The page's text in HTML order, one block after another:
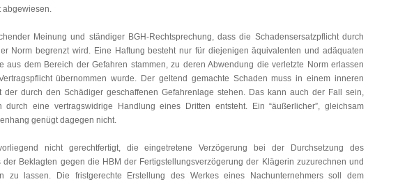
abgewiesen.
Meinung und ständiger BGH-Rechtsprechung, dass die Schadensersatzpflicht durch
Norm begrenzt wird. Eine Haftung besteht nur für diejenigen äquivalenten und adäquaten
aus dem Bereich der Gefahren stammen, zu deren Abwendung die verletzte Norm erlassen
übernommen wurde. Der geltend gemachte Schaden muss in einem inneren
der durch den Schädiger geschaffenen Gefahrenlage stehen. Das kann auch der Fall sein,
durch eine vertragswidrige Handlung eines Dritten entsteht. Ein “äußerlicher”, gleichsam
genügt dagegen nicht.
nicht gerechtfertigt, die eingetretene Verzögerung bei der Durchsetzung des
der Beklagten gegen die HBM der Fertigstellungsverzögerung der Klägerin zuzurechnen und
zu lassen. Die fristgerechte Erstellung des Werkes eines Nachunternehmers soll dem